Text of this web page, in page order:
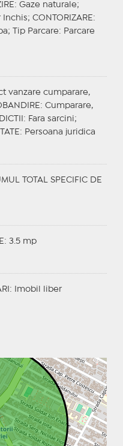
: Gaze naturale;
Inchis; CONTORIZARE :
Tip Parcare: Parcare
vanzare cumparare,
: Cumparare,
: Fara sarcini;
: Persoana juridica
TOTAL SPECIFIC DE
3.5 mp
: Imobil liber